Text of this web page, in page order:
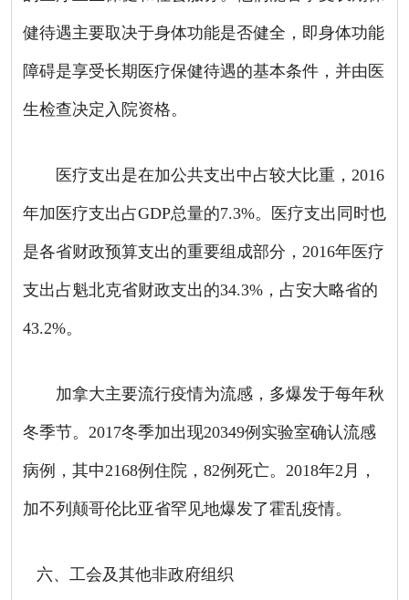
健待遇主要取决于身体功能是否健全，即身体功能
障碍是享受长期医疗保健待遇的基本条件，并由医
生检查决定入院资格。
医疗支出是在加公共支出中占较大比重， 2016
年加医疗支出占GDP总量的7.3%。医疗支出同时也
是各省财政预算支出的重要组成部分， 2016年医疗
支出占魁北克省财政支出的34.3% ，占安大略省的
43.2%。
加拿大主要流行疫情为流感，多爆发于每年秋
冬季节。 2017冬季加出现20349例实验室确认流感
病例，其中2168例住院， 82例死亡。 2018年2 月，
加不列颠哥伦比亚省罕见地爆发了霍乱疫情。
六、工会及其他非政府组织